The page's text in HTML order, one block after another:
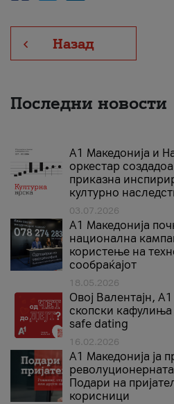
Назад
Последни новости
А1 Македонија и
оркестар
приказна
културно
03.07.2026
A1 Македонија
национална
користење на
сообраќајот
18.05.2026
Овој Валентајн,
скопски кафулиња
safe dating
16.02.2026
А1 Македонија ја
Подари на
корисници